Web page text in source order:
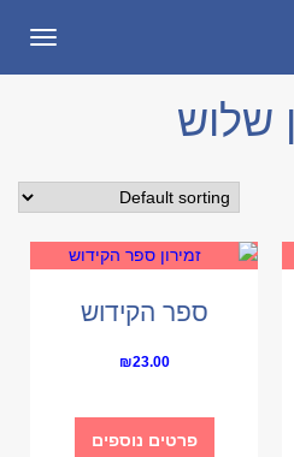
שלוש
ספר הקידוש
₪23.00
פרטים נוספים